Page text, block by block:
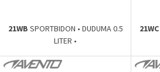
21WB SPORTBIDON • DUDUMA 0.5
LITER •
21WC